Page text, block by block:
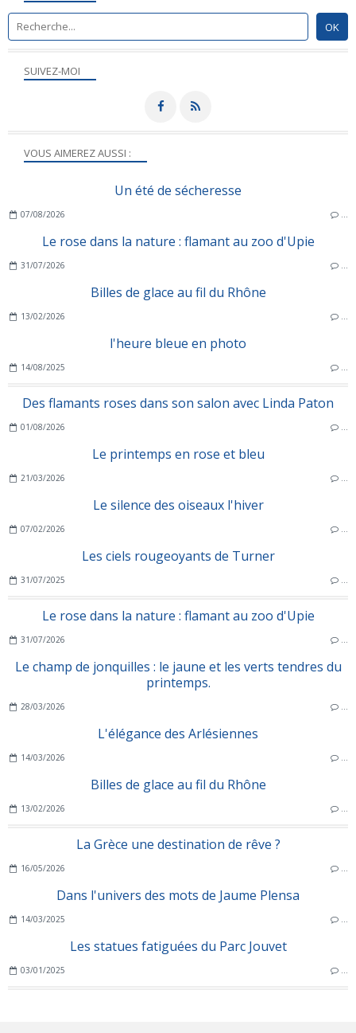
SUIVEZ-MOI
VOUS AIMEREZ AUSSI :
Un été de sécheresse
07/08/2026
Le rose dans la nature : flamant au zoo d'Upie
31/07/2026
Billes de glace au fil du Rhône
13/02/2026
l'heure bleue en photo
14/08/2025
Des flamants roses dans son salon avec Linda Paton
01/08/2026
Le printemps en rose et bleu
21/03/2026
Le silence des oiseaux l'hiver
07/02/2026
Les ciels rougeoyants de Turner
31/07/2025
Le rose dans la nature : flamant au zoo d'Upie
31/07/2026
Le champ de jonquilles : le jaune et les verts tendres du
printemps.
28/03/2026
L'élégance des Arlésiennes
14/03/2026
Billes de glace au fil du Rhône
13/02/2026
La Grèce une destination de rêve ?
16/05/2026
Dans l'univers des mots de Jaume Plensa
14/03/2025
Les statues fatiguées du Parc Jouvet
03/01/2025